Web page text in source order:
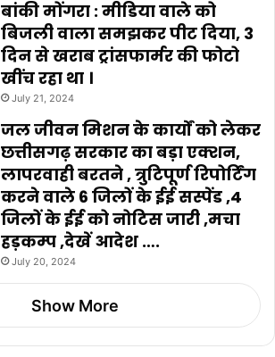
बांकी मोंगरा : मीडिया वाले को
बिजली वाला समझकर पीट दिया, 3
दिन से खराब ट्रांसफार्मर की फोटो
खींच रहा था ।
July 21, 2024
जल जीवन मिशन के कार्यों को लेकर
छत्तीसगढ़ सरकार का बड़ा एक्शन,
लापरवाही बरतने , त्रुटिपूर्ण रिपोर्टिंग
करने वाले 6 जिलों के ईई सस्पेंड ,4
जिलों के ईई को नोटिस जारी ,मचा
हड़कम्प ,देखें आदेश ….
July 20, 2024
Show More